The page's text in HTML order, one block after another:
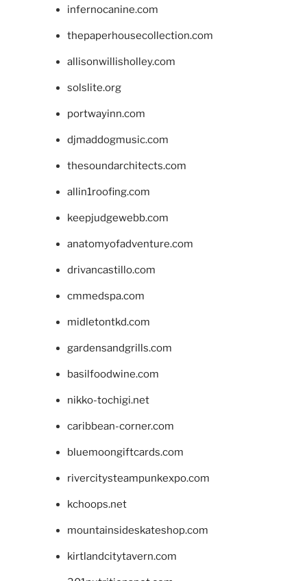
infernocanine.com
thepaperhousecollection.com
allisonwillisholley.com
solslite.org
portwayinn.com
djmaddogmusic.com
thesoundarchitects.com
allin1roofing.com
keepjudgewebb.com
anatomyofadventure.com
drivancastillo.com
cmmedspa.com
midletontkd.com
gardensandgrills.com
basilfoodwine.com
nikko-tochigi.net
caribbean-corner.com
bluemoongiftcards.com
rivercitysteampunkexpo.com
kchoops.net
mountainsideskateshop.com
kirtlandcitytavern.com